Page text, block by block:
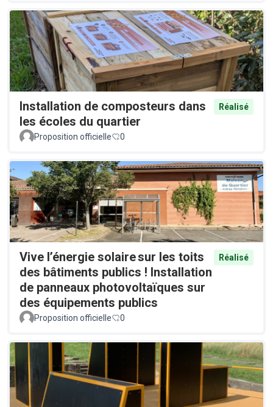
Installation de composteurs dans
les écoles du quartier
Réalisé
Proposition officielle 0
Vive l’énergie solaire sur les toits
des bâtiments publics ! Installation
de panneaux photovoltaïques sur
des équipements publics
Réalisé
Proposition officielle 0